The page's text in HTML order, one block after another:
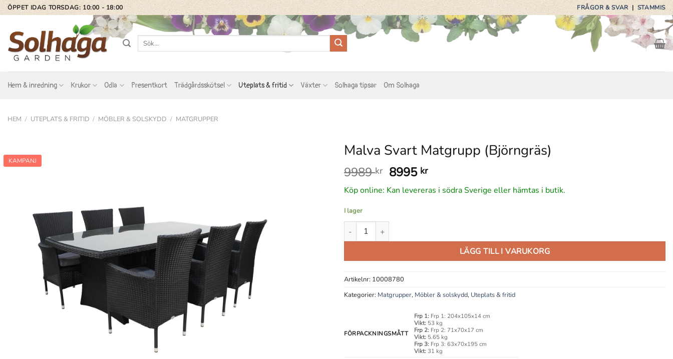
Skip
to
content
ÖPPET IDAG TORSDAG: 10:00 - 18:00 FRÅGOR & SVAR|STAMMIS
Sök
Hem & inredning Krukor Odla Presentkort Trädgårdsskötsel Uteplats & fritid Växter Solhaga tipsar Om Solhaga
HEM / UTEPLATS & FRITID / MÖBLER & SOLSKYDD / MATGRUPPER
KAMPANJ
Malva Svart Matgrupp (Björngräs)
9989kr Det
ursprungliga
priset
9989 kr.
8995 krDet
nuvarande
priset
Köp online: Kan levereras i södra Sverige eller hämtas i butik.
I lager
Malva Svart Matgrupp (Björngräs) mängd
LÄGG TILL I VARUKORG
Artikelnr: 10008780
Kategorier: Matgrupper, Möbler & solskydd, Uteplats & fritid
FÖRPACKNINGSMÅTT
Frp 1:Frp 1: 204x105x14 cm
Vikt:53 kg
Frp 2:Frp 2: 71x70x17 cm
Vikt:5.65 kg
Frp 3:Frp 3: 63x70x195 cm
Vikt:31 kg